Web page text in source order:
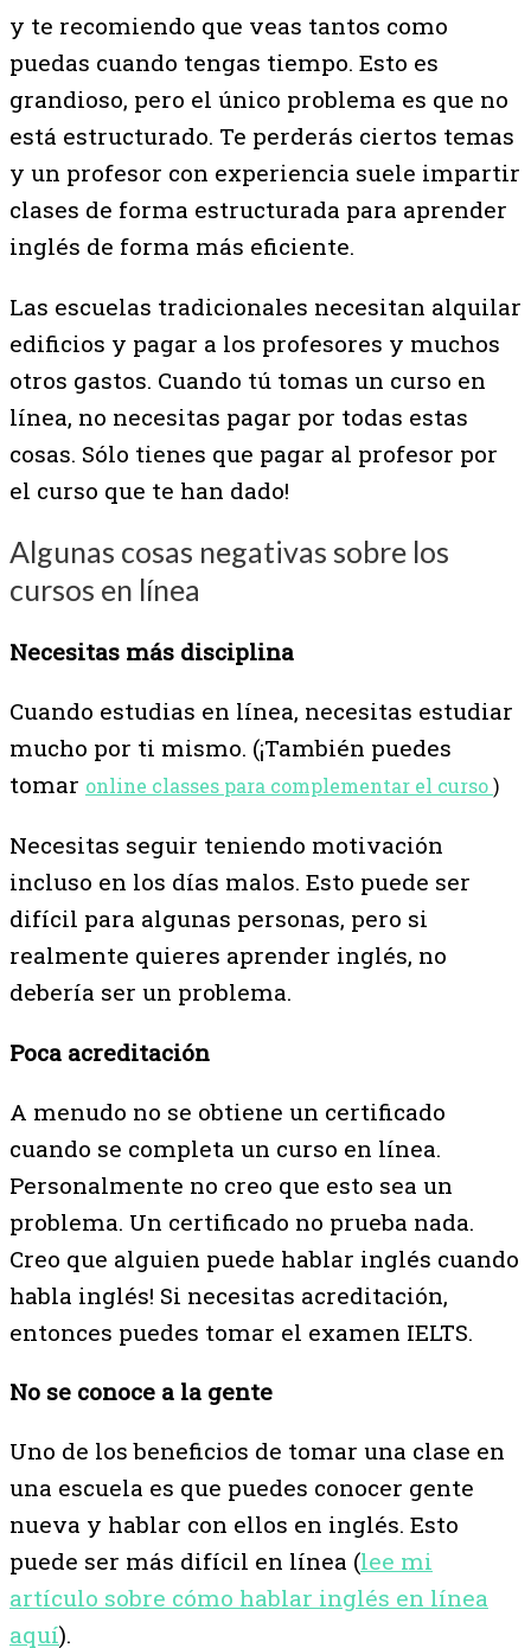
y te recomiendo que veas tantos como
puedas cuando tengas tiempo. Esto es
grandioso, pero el único problema es que no
está estructurado. Te perderás ciertos temas
y un profesor con experiencia suele impartir
clases de forma estructurada para aprender
inglés de forma más eficiente.
Las escuelas tradicionales necesitan alquilar
edificios y pagar a los profesores y muchos
otros gastos. Cuando tú tomas un curso en
línea, no necesitas pagar por todas estas
cosas. Sólo tienes que pagar al profesor por
el curso que te han dado!
Algunas cosas negativas sobre los
cursos en línea
Necesitas más disciplina
Cuando estudias en línea, necesitas estudiar
mucho por ti mismo. (¡También puedes
tomar online classes para complementar el curso)
Necesitas seguir teniendo motivación
incluso en los días malos. Esto puede ser
difícil para algunas personas, pero si
realmente quieres aprender inglés, no
debería ser un problema.
Poca acreditación
A menudo no se obtiene un certificado
cuando se completa un curso en línea.
Personalmente no creo que esto sea un
problema. Un certificado no prueba nada.
Creo que alguien puede hablar inglés cuando
habla inglés! Si necesitas acreditación,
entonces puedes tomar el examen IELTS.
No se conoce a la gente
Uno de los beneficios de tomar una clase en
una escuela es que puedes conocer gente
nueva y hablar con ellos en inglés. Esto
puede ser más difícil en línea (lee mi
artículo sobre cómo hablar inglés en línea
aquí).